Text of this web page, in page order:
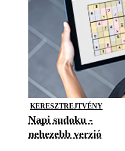
KERESZTREJTVÉNY
Napi sudoku -
nehezebb verzió